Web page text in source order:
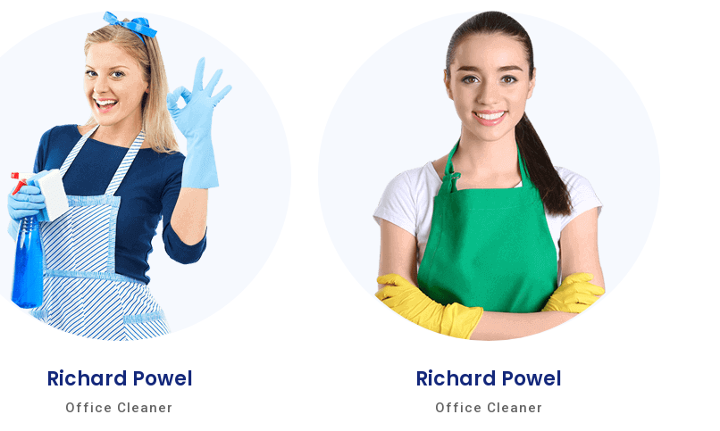
Richard Powel
Office Cleaner
Richard Powel
Office Cleaner